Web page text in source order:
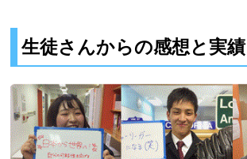
生徒さんからの感想と実績